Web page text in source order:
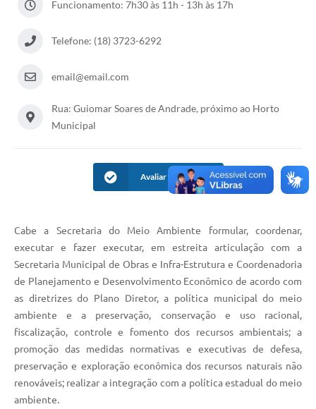
Funcionamento: 7h30 às 11h - 13h às 17h
Telefone: (18) 3723-6292
email@email.com
Rua: Guiomar Soares de Andrade, próximo ao Horto
Municipal
Avaliar Informação
Cabe a Secretaria do Meio Ambiente formular, coordenar,
executar e fazer executar, em estreita articulação com a
Secretaria Municipal de Obras e Infra-Estrutura e Coordenadoria
de Planejamento e Desenvolvimento Econômico de acordo com
as diretrizes do Plano Diretor, a política municipal do meio
ambiente e a preservação, conservação e uso racional,
fiscalização, controle e fomento dos recursos ambientais; a
promoção das medidas normativas e executivas de defesa,
preservação e exploração econômica dos recursos naturais não
renováveis; realizar a integração com a política estadual do meio
ambiente.